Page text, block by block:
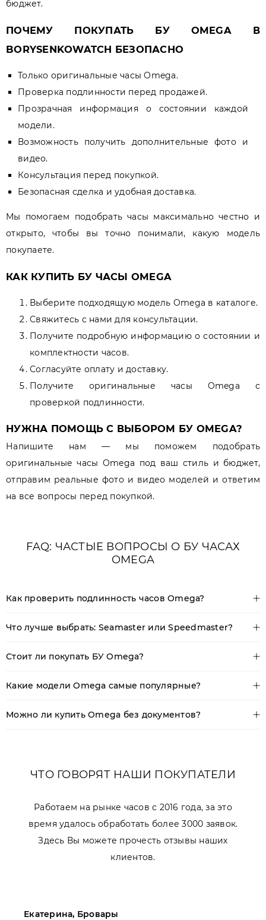
бюджет.
ПОЧЕМУ ПОКУПАТЬ БУ OMEGA В
BORYSENKOWATCH БЕЗОПАСНО
Только оригинальные часы Omega.
Проверка подлинности перед продажей.
Прозрачная информация о состоянии каждой
модели.
Возможность получить дополнительные фото и
видео.
Консультация перед покупкой.
Безопасная сделка и удобная доставка.
Мы помогаем подобрать часы максимально честно и
открыто, чтобы вы точно понимали, какую модель
покупаете.
КАК КУПИТЬ БУ ЧАСЫ OMEGA
Выберите подходящую модель Omega в каталоге.
Свяжитесь с нами для консультации.
Получите подробную информацию о состоянии и
комплектности часов.
Согласуйте оплату и доставку.
Получите оригинальные часы Omega с
проверкой подлинности.
НУЖНА ПОМОЩЬ С ВЫБОРОМ БУ OMEGA?
Напишите нам — мы поможем подобрать
оригинальные часы Omega под ваш стиль и бюджет,
отправим реальные фото и видео моделей и ответим
на все вопросы перед покупкой.
FAQ: ЧАСТЫЕ ВОПРОСЫ О БУ ЧАСАХ
OMEGA
Как проверить подлинность часов Omega?
Что лучше выбрать: Seamaster или Speedmaster?
Стоит ли покупать БУ Omega?
Какие модели Omega самые популярные?
Можно ли купить Omega без документов?
ЧТО ГОВОРЯТ НАШИ ПОКУПАТЕЛИ
Работаем на рынке часов с 2016 года, за это
время удалось обработать более 3000 заявок.
Здесь Вы можете прочесть отзывы наших
клиентов.
Екатерина, Бровары